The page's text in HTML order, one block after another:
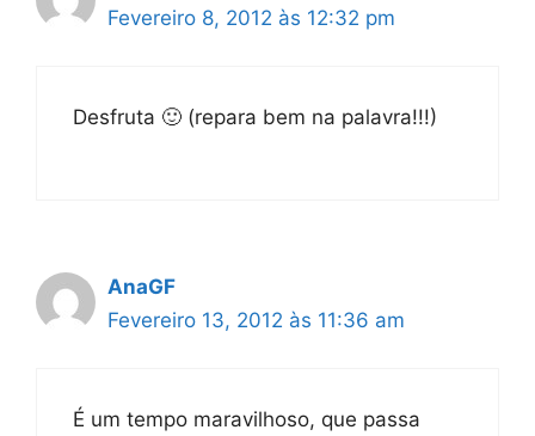
Fevereiro 8, 2012 às 12:32 pm
Desfruta 🙂 (repara bem na palavra!!!)
AnaGF
Fevereiro 13, 2012 às 11:36 am
É um tempo maravilhoso, que passa